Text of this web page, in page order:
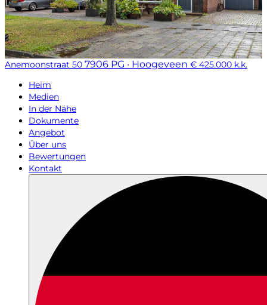
Anemoonstraat 50 7906 PG · Hoogeveen € 425.000 k.k.
Heim
Medien
In der Nähe
Dokumente
Angebot
Über uns
Bewertungen
Kontakt